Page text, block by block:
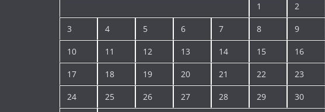
1 2
3 4 5 6 7 8 9
10 11 12 13 14 15 16
17 18 19 20 21 22 23
24 25 26 27 28 29 30